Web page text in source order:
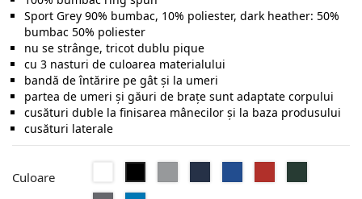
Sport Grey 90% bumbac, 10% poliester, dark heather: 50%
bumbac 50% poliester
nu se strânge, tricot dublu pique
cu 3 nasturi de culoarea materialului
bandă de întărire pe gât şi la umeri
partea de umeri şi găuri de braţe sunt adaptate corpului
cusături duble la finisarea mânecilor şi la baza produsului
cusături laterale
Culoare
Grey
Green